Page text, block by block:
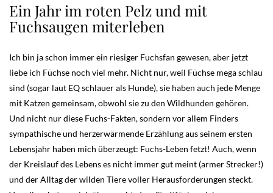
Ein Jahr im roten Pelz und mit
Fuchsaugen miterleben
Ich bin ja schon immer ein riesiger Fuchsfan gewesen, aber jetzt
liebe ich Füchse noch viel mehr. Nicht nur, weil Füchse mega schlau
sind (sogar laut EQ schlauer als Hunde), sie haben auch jede Menge
mit Katzen gemeinsam, obwohl sie zu den Wildhunden gehören.
Und nicht nur diese Fuchs-Fakten, sondern vor allem Finders
sympathische und herzerwärmende Erzählung aus seinem ersten
Lebensjahr haben mich überzeugt: Fuchs-Leben fetzt! Auch, wenn
der Kreislauf des Lebens es nicht immer gut meint (armer Strecker!)
und der Alltag der wilden Tiere voller Herausforderungen steckt.